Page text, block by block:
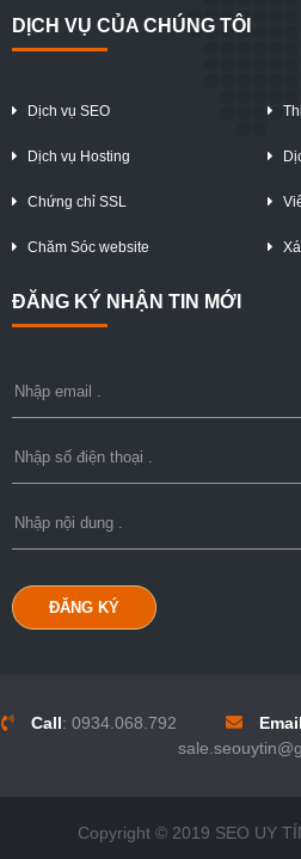
DỊCH VỤ CỦA CHÚNG TÔI
Dịch vụ SEO
Dịch vụ Hosting
Chứng chỉ SSL
Chăm Sóc website
ĐĂNG KÝ NHẬN TIN MỚI
ĐĂNG KÝ
Call:0934.068.792 Email
Copyright © 2019 SEO UY